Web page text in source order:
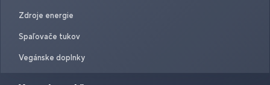
Zdroje energie
Spaľovače tukov
Vegánske doplnky